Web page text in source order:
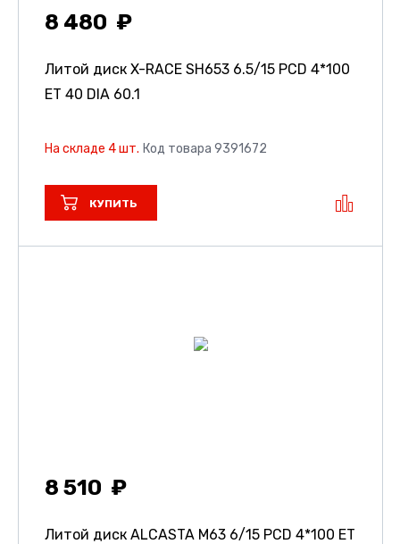
8 480
Литой диск X-RACE SH653 6.5/15 PCD 4*100
ET 40 DIA 60.1
На складе 4 шт. Код товара 9391672
КУПИТЬ
8 510
Литой диск ALCASTA M63 6/15 PCD 4*100 ET